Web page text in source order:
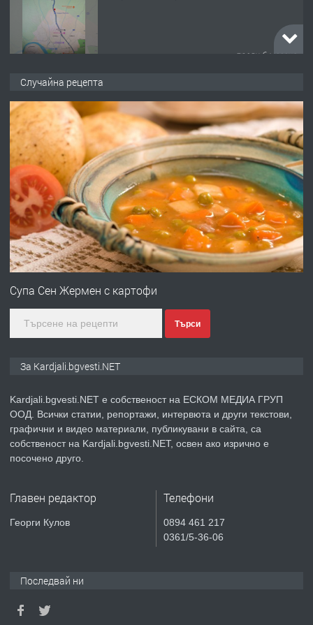
преди 6 месеца
преди 7 месеца
ПРЕДЛАГА
Гараж под наем в супер център
Кърджали
преди 9 месеца
ПРЕДЛАГА
№3972 Парцел в регулация на брега
село Гняздово.
„Електротехник”/”Електромонтьор”
обучение
преди 1 година
ПРЕДЛАГА
Курсове-
**Прекрасен имот за продажба в
Случайна рецепта
Супа Сен Жермен с картофи
Търси
За Kardjali.bgvesti.NET
Kardjali.bgvesti.NET е собственост на ЕСКОМ МЕДИА ГРУП
ООД. Всички статии, репортажи, интервюта и други текстови,
графични и видео материали, публикувани в сайта, са
собственост на Kardjali.bgvesti.NET, освен ако изрично е
посочено друго.
Главен редактор
Георги Кулов
Телефони
0894 461 217
0361/5-36-06
Последвай ни